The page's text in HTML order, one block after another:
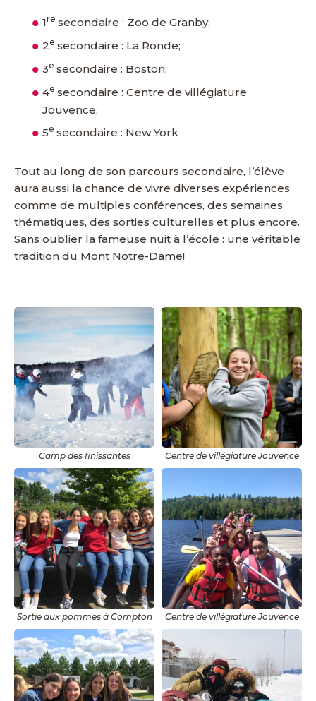
1re secondaire : Zoo de Granby;
2e secondaire : La Ronde;
3e secondaire : Boston;
4e secondaire : Centre de villégiature
Jouvence;
5e secondaire : New York
Tout au long de son parcours secondaire, l’élève
aura aussi la chance de vivre diverses expériences
comme de multiples conférences, des semaines
thématiques, des sorties culturelles et plus encore.
Sans oublier la fameuse nuit à l’école : une véritable
tradition du Mont Notre-Dame!
Camp des finissantes Centre de villégiature Jouvence
Sortie aux pommes à Compton Centre de villégiature Jouvence